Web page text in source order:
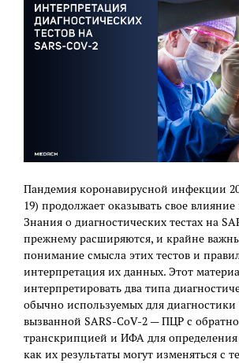
Пандемия коронавирусной инфекции
19) продолжает оказывать свое
Знания о диагностических тестах на
прежнему расширяются, и крайне
понимание смысла этих тестов и
интерпретация их данных. Этот
интерпретировать два типа
обычно используемых для
вызванной SARS-CoV-2 — ПЦР с
транскрипцией и ИФА для
как их результаты могут изменяться с